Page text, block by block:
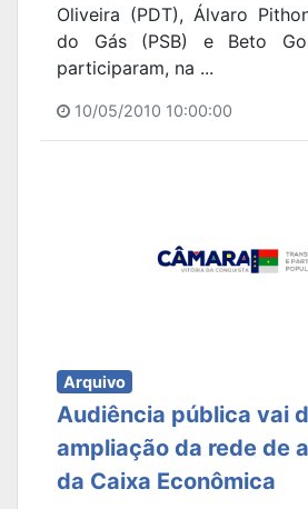
Oliveira (PDT), Álvaro
do Gás (PSB) e Beto
participaram, na ...
10/05/2010 10:00:00
Arquivo
Audiência pública vai
ampliação da rede de
da Caixa Econômica